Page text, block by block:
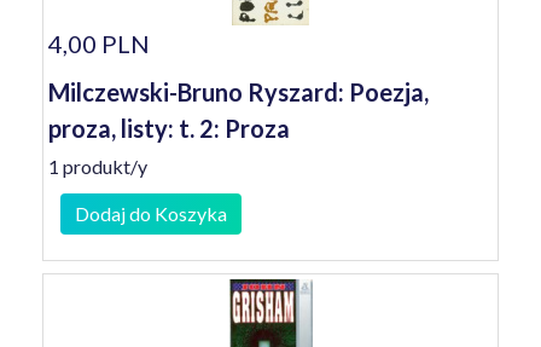
4,00 PLN
Milczewski-Bruno Ryszard: Poezja,
proza, listy: t. 2: Proza
1 produkt/y
Dodaj do Koszyka